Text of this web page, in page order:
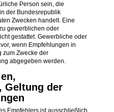
Person sein, die
der Bundesrepublik
Zwecken handelt. Eine
gewerblichen oder
gestattet. Gewerbliche oder
wenn Empfehlungen in
zum Zwecke der
abgegeben werden.
Geltung der
Empfehlers ist ausschließlich